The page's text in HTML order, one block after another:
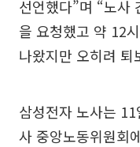
선언했다”며 “노사
을 요청했고 약 12
나왔지만 오히려 퇴
삼성전자 노사는
사 중앙노동위원회